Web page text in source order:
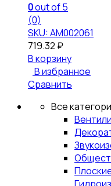
0out of 5
(0)
SKU: АМ002061
719.32 ₽
В корзину
В избранное
Сравнить
Все